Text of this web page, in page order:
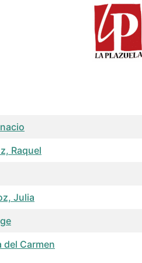
Raquel
Julia
del Carmen